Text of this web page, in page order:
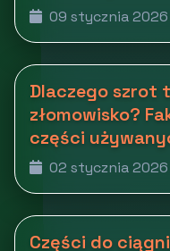
09 stycznia 2026
Dlaczego szrot
złomowisko?
części
02 stycznia 2026
Części do